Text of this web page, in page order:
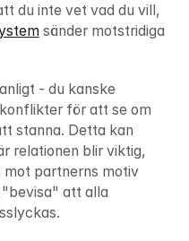
du inte vet vad du vill,
sänder motstridiga
- du kanske
för att se om
stanna. Detta kan
relationen blir viktig,
partnerns motiv
att alla